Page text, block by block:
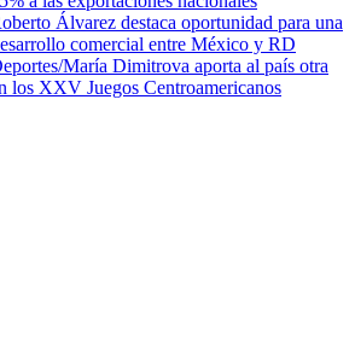
Álvarez destaca oportunidad para una
comercial entre México y RD
María Dimitrova aporta al país otra
los XXV Juegos Centroamericanos